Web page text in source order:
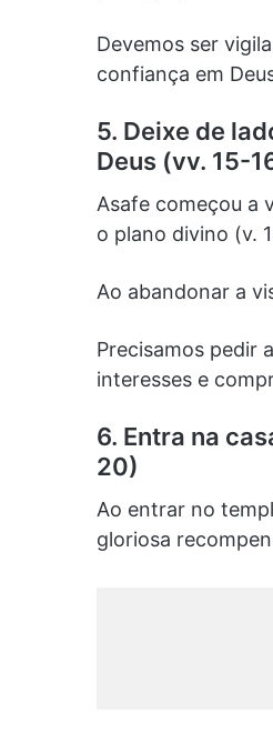
Devemos ser
confiança em
5. Deixe de
Deus (vv. 15-
Asafe começou a
o plano divino (v.
Ao abandonar a
Precisamos pedir
interesses e
6. Entra na
20)
Ao entrar no
gloriosa